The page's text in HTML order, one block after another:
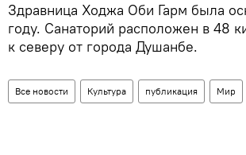
Здравница Ходжа Оби Гарм была
году. Санаторий расположен в 48
к северу от города Душанбе.
Все новости Культура публикация Мир